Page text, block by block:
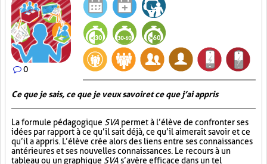
0
Ce que je sais, ce que je veux savoir et ce que j’ai appris
La formule pédagogique SVA permet à l’élève de confronter ses
idées par rapport à ce qu’il sait déjà, ce qu’il aimerait savoir et ce
qu’il a appris. L’élève crée alors des liens entre ses connaissances
antérieures et ses nouvelles connaissances. Le recours à un
tableau ou un graphique SVA s’avère efficace dans un tel